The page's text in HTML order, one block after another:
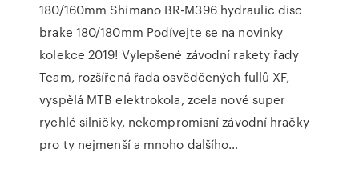
180/160mm Shimano BR-M396 hydraulic disc
brake 180/180mm Podívejte se na novinky
kolekce 2019! Vylepšené závodní rakety řady
Team, rozšířená řada osvědčených fullů XF,
vyspělá MTB elektrokola, zcela nové super
rychlé silničky, nekompromisní závodní hračky
pro ty nejmenší a mnoho dalšího…